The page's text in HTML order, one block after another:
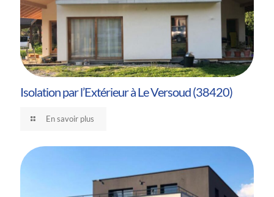
Isolation par l’Extérieur à Le Versoud (38420)
En savoir plus